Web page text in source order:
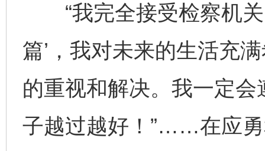
“我完全接受检察机关
篇’，我对未来的生活充
的重视和解决。我一定
子越过越好！”……在应